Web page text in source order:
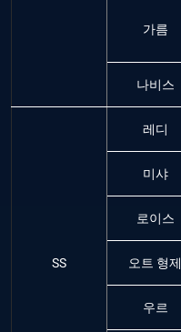
가름
나비스
SS
레디
미샤
로이스
오트 형제
우르